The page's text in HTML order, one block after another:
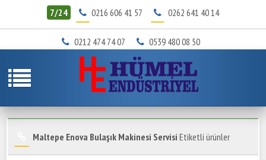
7/24 0216 606 41 57 0262 641 40 14
0212 474 74 07 0539 480 08 50
Maltepe Enova Bulaşık Makinesi Servisi Etiketli ürünler